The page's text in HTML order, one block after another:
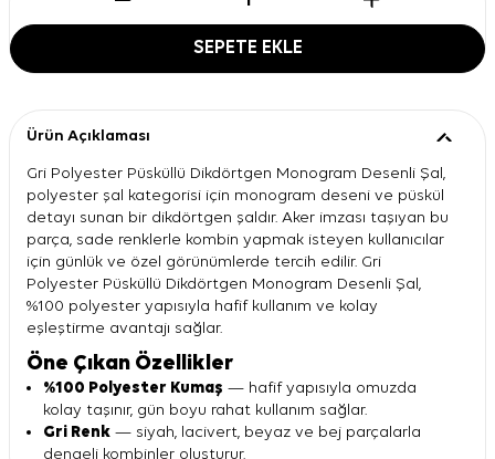
SEPETE EKLE
Ürün Açıklaması
Gri Polyester Püsküllü Dikdörtgen Monogram Desenli Şal,
polyester şal kategorisi için monogram deseni ve püskül
detayı sunan bir dikdörtgen şaldır. Aker imzası taşıyan bu
parça, sade renklerle kombin yapmak isteyen kullanıcılar
için günlük ve özel görünümlerde tercih edilir. Gri
Polyester Püsküllü Dikdörtgen Monogram Desenli Şal,
%100 polyester yapısıyla hafif kullanım ve kolay
eşleştirme avantajı sağlar.
Öne Çıkan Özellikler
%100 Polyester Kumaş — hafif yapısıyla omuzda
kolay taşınır, gün boyu rahat kullanım sağlar.
Gri Renk — siyah, lacivert, beyaz ve bej parçalarla
dengeli kombinler oluşturur.